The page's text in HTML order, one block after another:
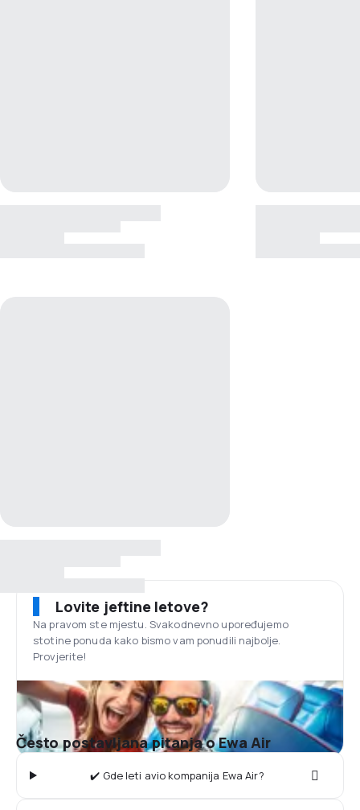
Lovite jeftine letove?
Na pravom ste mjestu. Svakodnevno upoređujemo
stotine ponuda kako bismo vam ponudili najbolje.
Provjerite!
Često postavljana pitanja o Ewa Air
✔️ Gde leti avio kompanija Ewa Air?